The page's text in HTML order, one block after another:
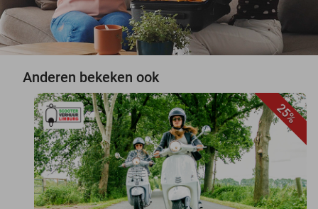
Anderen bekeken ook
25%